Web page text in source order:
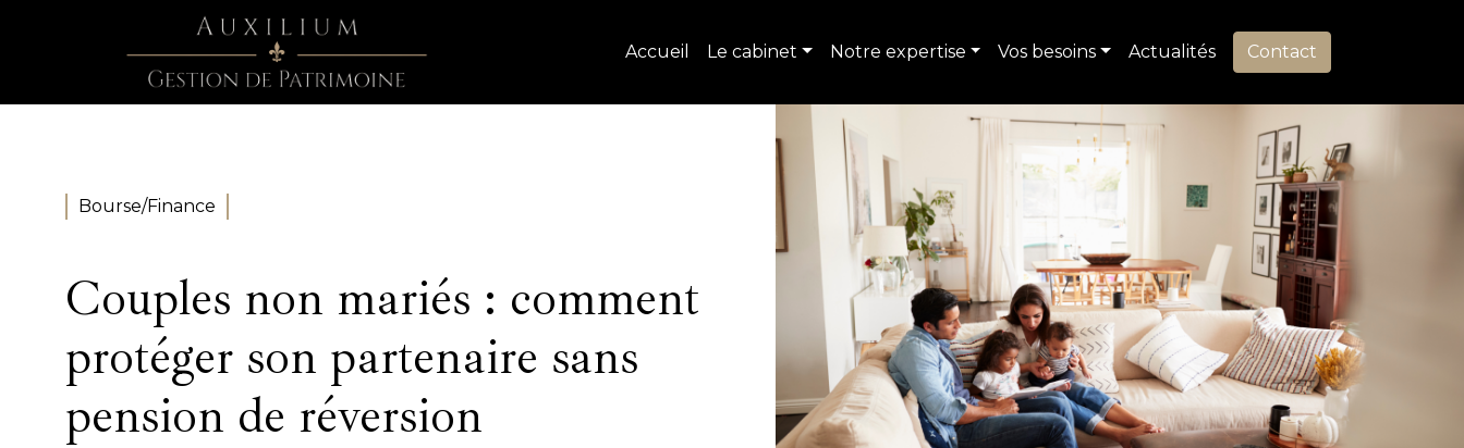
Accueil Le cabinet Notre expertise Vos besoins Actualités Contact
Bourse/Finance
Couples non mariés : comment
protéger son partenaire sans
pension de réversion